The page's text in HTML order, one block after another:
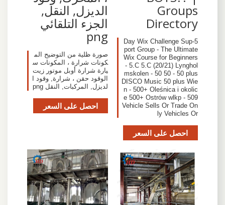
Groups
Directory
5-Day Wix Challenge Sup
port Group - The Ultimate
Wix Course for Beginners
- 5.C 5.C (20/21) Lynghol
mskolen - 50 50 - 50 plus
DISCO Music 50 plus Wie
n - 500+ Oleśnica i okolic
e 500+ Ostrów wlkp - 509
Vehicle Sells Or Trade On
ly Vehicles Or
احصل على السعر
الديزل, النقل,
الجزء التلقائي
png
صورة ظلية من التوضيح الم
كونات شرارة ، المكونات س
يارة شرارة أوبل موتور زيت
الوقود حقن ، شرارة, وقود ا
لديزل, المركبات, النقل png
احصل على السعر